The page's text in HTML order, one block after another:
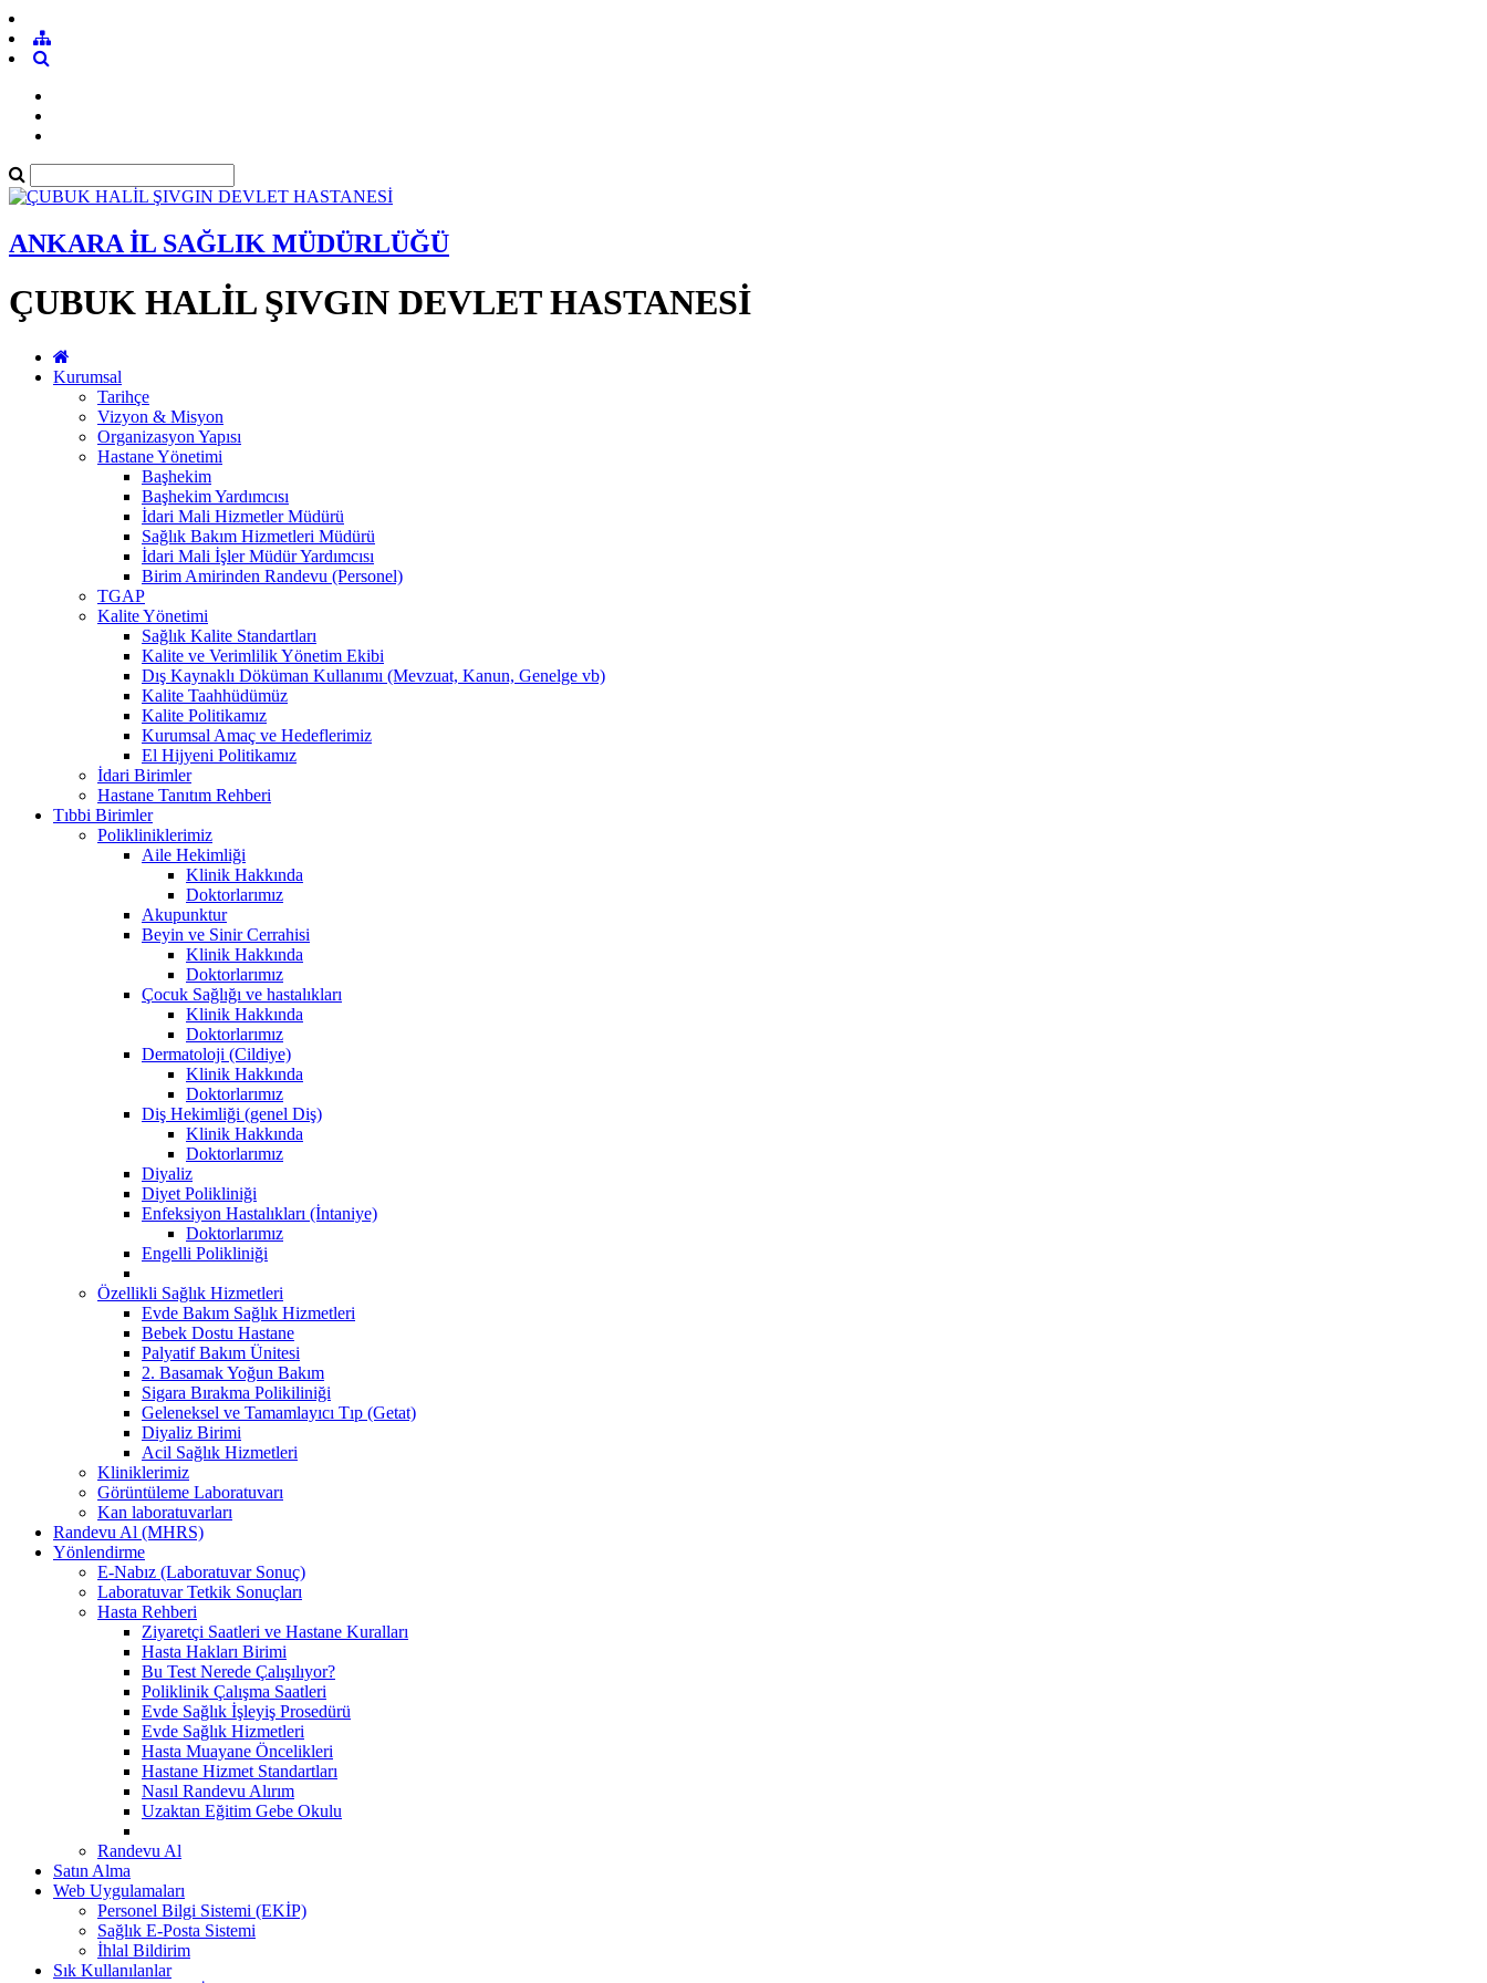
ANKARA İL SAĞLIK MÜDÜRLÜĞÜ
ÇUBUK HALİL ŞIVGIN DEVLET HASTANESİ
Kurumsal
Tarihçe
Vizyon & Misyon
Organizasyon Yapısı
Hastane Yönetimi
Başhekim
Başhekim Yardımcısı
İdari Mali Hizmetler Müdürü
Sağlık Bakım Hizmetleri Müdürü
İdari Mali İşler Müdür Yardımcısı
Birim Amirinden Randevu (Personel)
TGAP
Kalite Yönetimi
Sağlık Kalite Standartları
Kalite ve Verimlilik Yönetim Ekibi
Dış Kaynaklı Döküman Kullanımı (Mevzuat, Kanun, Genelge vb)
Kalite Taahhüdümüz
Kalite Politikamız
Kurumsal Amaç ve Hedeflerimiz
El Hijyeni Politikamız
İdari Birimler
Hastane Tanıtım Rehberi
Tıbbi Birimler
Polikliniklerimiz
Aile Hekimliği
Klinik Hakkında
Doktorlarımız
Akupunktur
Beyin ve Sinir Cerrahisi
Klinik Hakkında
Doktorlarımız
Çocuk Sağlığı ve hastalıkları
Klinik Hakkında
Doktorlarımız
Dermatoloji (Cildiye)
Klinik Hakkında
Doktorlarımız
Diş Hekimliği (genel Diş)
Klinik Hakkında
Doktorlarımız
Diyaliz
Diyet Polikliniği
Enfeksiyon Hastalıkları (İntaniye)
Doktorlarımız
Engelli Polikliniği
Özellikli Sağlık Hizmetleri
Evde Bakım Sağlık Hizmetleri
Bebek Dostu Hastane
Palyatif Bakım Ünitesi
2. Basamak Yoğun Bakım
Sigara Bırakma Polikiliniği
Geleneksel ve Tamamlayıcı Tıp (Getat)
Diyaliz Birimi
Acil Sağlık Hizmetleri
Kliniklerimiz
Görüntüleme Laboratuvarı
Kan laboratuvarları
Randevu Al (MHRS)
Yönlendirme
E-Nabız (Laboratuvar Sonuç)
Laboratuvar Tetkik Sonuçları
Hasta Rehberi
Ziyaretçi Saatleri ve Hastane Kuralları
Hasta Hakları Birimi
Bu Test Nerede Çalışılıyor?
Poliklinik Çalışma Saatleri
Evde Sağlık İşleyiş Prosedürü
Evde Sağlık Hizmetleri
Hasta Muayane Öncelikleri
Hastane Hizmet Standartları
Nasıl Randevu Alırım
Uzaktan Eğitim Gebe Okulu
Randevu Al
Satın Alma
Web Uygulamaları
Personel Bilgi Sistemi (EKİP)
Sağlık E-Posta Sistemi
İhlal Bildirim
Sık Kullanılanlar